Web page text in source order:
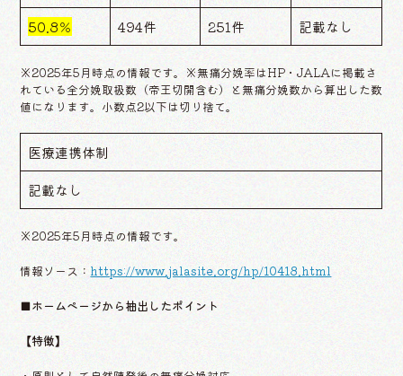
50.8％ 494件 251件 記載なし
※2025年5月時点の情報です。※無痛分娩率はHP・JALAに掲載さ
れている全分娩取扱数（帝王切開含む）と無痛分娩数から算出した数
値になります。小数点2以下は切り捨て。
医療連携体制
記載なし
※2025年5月時点の情報です。
情報ソース： https://www.jalasite.org/hp/10418.html
■ホームページから抽出したポイント
【特徴】